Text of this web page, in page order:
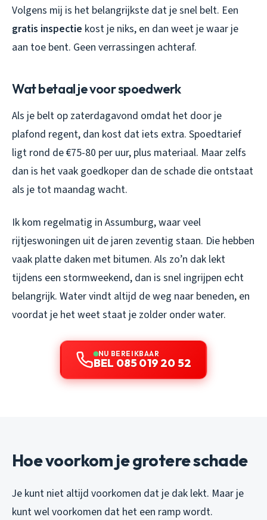
Volgens mij is het belangrijkste dat je snel belt. Een
gratis inspectie kost je niks, en dan weet je waar je
aan toe bent. Geen verrassingen achteraf.
Wat betaal je voor spoedwerk
Als je belt op zaterdagavond omdat het door je
plafond regent, dan kost dat iets extra. Spoedtarief
ligt rond de €75-80 per uur, plus materiaal. Maar zelfs
dan is het vaak goedkoper dan de schade die ontstaat
als je tot maandag wacht.
Ik kom regelmatig in Assumburg, waar veel
rijtjeswoningen uit de jaren zeventig staan. Die hebben
vaak platte daken met bitumen. Als zo’n dak lekt
tijdens een stormweekend, dan is snel ingrijpen echt
belangrijk. Water vindt altijd de weg naar beneden, en
voordat je het weet staat je zolder onder water.
NU BEREIKBAAR
BEL 085 019 20 52
Hoe voorkom je grotere schade
Je kunt niet altijd voorkomen dat je dak lekt. Maar je
kunt wel voorkomen dat het een ramp wordt.